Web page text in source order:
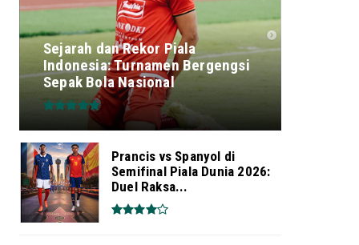
Sejarah dan Rekor Piala
Indonesia: Turnamen Bergengsi
Sepak Bola Nasional
Prancis vs Spanyol di
Semifinal Piala Dunia 2026:
Duel Raksa...